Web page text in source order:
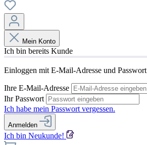
Mein Konto
Ich bin bereits Kunde
Einloggen mit E-Mail-Adresse und Passwort
Ihre E-Mail-Adresse
Ihr Passwort
Ich habe mein Passwort vergessen.
Anmelden
Ich bin Neukunde!